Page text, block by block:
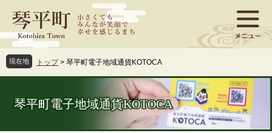
ジ
先
頭
ュ
を
飛
現在地 トップ > 琴平町電子地域通貨KOTOCA
琴平町電子地域通貨KOTOCA